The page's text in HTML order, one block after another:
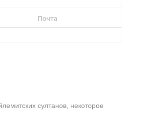
Почта
султанов, некоторое